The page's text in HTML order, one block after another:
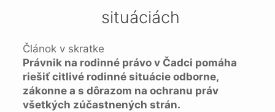
situáciách
Článok v skratke
Právnik na rodinné právo v Čadci pomáha
riešiť citlivé rodinné situácie odborne,
zákonne a s dôrazom na ochranu práv
všetkých zúčastnených strán.